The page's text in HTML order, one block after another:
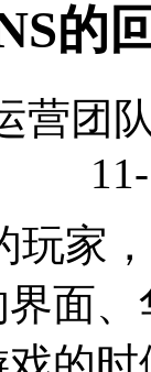
的
营团
家
面